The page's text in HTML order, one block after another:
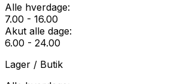
Alle hverdage:
7.00 - 16.00
Akut alle dage:
6.00 - 24.00
Lager / Butik